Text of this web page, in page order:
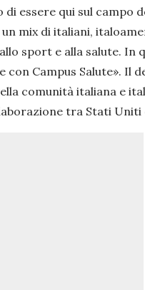
essere qui sul campo
mix di italiani,
sport e alla salute. In
Campus Salute». Il
comunità italiana e
tra Stati Uniti